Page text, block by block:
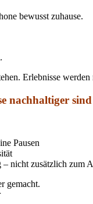
bewusst zuhause.
Erlebnisse
nachhaltiger sind
Pausen
– nicht zusätzlich zum
gemacht.